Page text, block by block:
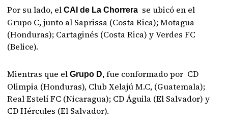
Por su lado, elCAI de La Chorrera se ubicó en el
Grupo C, junto al Saprissa (Costa Rica); Motagua
(Honduras); Cartaginés (Costa Rica) y Verdes FC
(Belice).
Mientras que elGrupo D,fue conformado por CD
Olimpia (Honduras), Club Xelajú M.C, (Guatemala);
Real Estelí FC (Nicaragua); CD Águila (El Salvador) y
CD Hércules (El Salvador).